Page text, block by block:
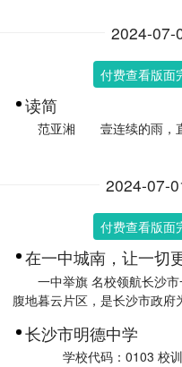
2024-07-
付费查看版面
读简
范亚湘 壹连续的雨，
2024-07-
付费查看版面
在一中城南，让一切
一中举旗 名校领航长沙
腹地暮云片区，是长沙市政府
长沙市明德中学
学校代码：0103 校训